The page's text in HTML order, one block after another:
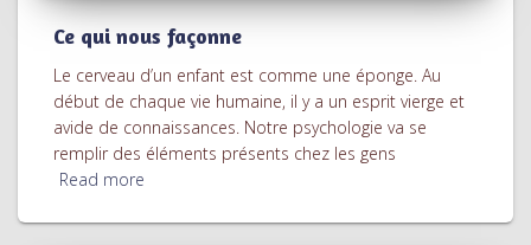
Ce qui nous façonne
Le cerveau d’un enfant est comme une éponge. Au
début de chaque vie humaine, il y a un esprit vierge et
avide de connaissances. Notre psychologie va se
remplir des éléments présents chez les gens
Read more